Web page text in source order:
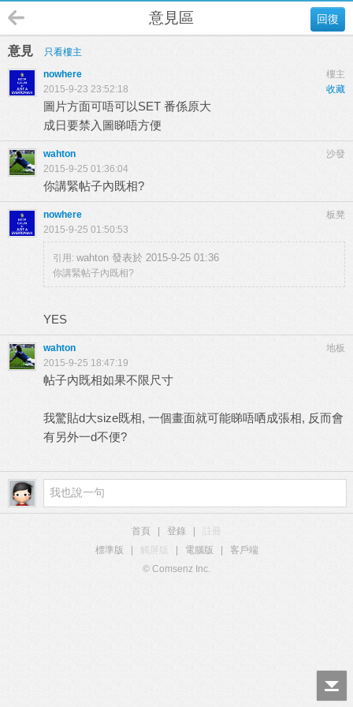
回復
意見區
意見
只看樓主
樓主
nowhere
收藏
2015-9-23 23:52:18
圖片方面可唔可以SET 番係原大
成日要禁入圖睇唔方便
沙發
wahton
2015-9-25 01:36:04
你講緊帖子內既相?
板凳
nowhere
2015-9-25 01:50:53
引用: wahton 發表於 2015-9-25 01:36
你講緊帖子內既相?
YES
地板
wahton
2015-9-25 18:47:19
帖子內既相如果不限尺寸
我驚貼d大size既相, 一個畫面就可能睇唔哂成張相, 反而會
有另外一d不便?
首頁 登錄
標準版
觸屏版 電腦版
客戶端
© Comsenz Inc.